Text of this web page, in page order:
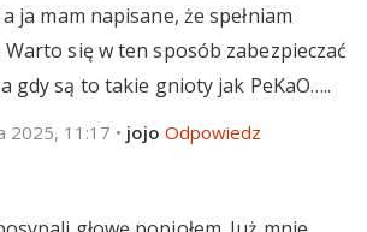
ja mam napisane, że spełniam
się w ten sposób zabezpieczać
gdy są to takie gnioty jak PeKaO…..
2025, 11:17 • jojo Odpowiedz